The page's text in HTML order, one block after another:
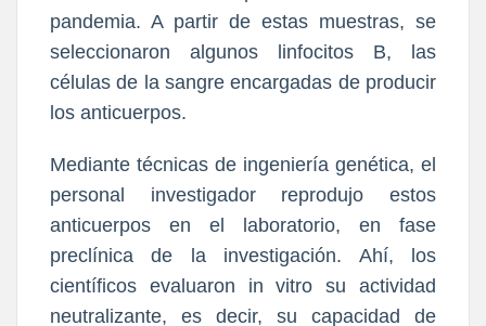
pandemia. A partir de estas muestras, se
seleccionaron algunos linfocitos B, las
células de la sangre encargadas de producir
los anticuerpos.
Mediante técnicas de ingeniería genética, el
personal investigador reprodujo estos
anticuerpos en el laboratorio, en fase
preclínica de la investigación. Ahí, los
científicos evaluaron in vitro su actividad
neutralizante, es decir, su capacidad de